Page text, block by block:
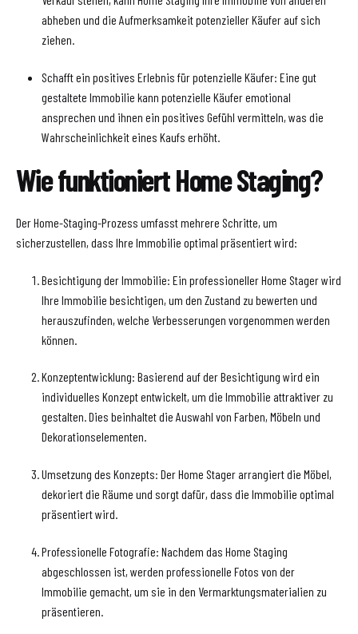
abheben und die Aufmerksamkeit potenzieller Käufer auf sich
ziehen.
Schafft ein positives Erlebnis für potenzielle Käufer: Eine gut
gestaltete Immobilie kann potenzielle Käufer emotional
ansprechen und ihnen ein positives Gefühl vermitteln, was die
Wahrscheinlichkeit eines Kaufs erhöht.
Wie funktioniert Home Staging?
Der Home-Staging-Prozess umfasst mehrere Schritte, um
sicherzustellen, dass Ihre Immobilie optimal präsentiert wird:
Besichtigung der Immobilie: Ein professioneller Home Stager wird
Ihre Immobilie besichtigen, um den Zustand zu bewerten und
herauszufinden, welche Verbesserungen vorgenommen werden
können.
Konzeptentwicklung: Basierend auf der Besichtigung wird ein
individuelles Konzept entwickelt, um die Immobilie attraktiver zu
gestalten. Dies beinhaltet die Auswahl von Farben, Möbeln und
Dekorationselementen.
Umsetzung des Konzepts: Der Home Stager arrangiert die Möbel,
dekoriert die Räume und sorgt dafür, dass die Immobilie optimal
präsentiert wird.
Professionelle Fotografie: Nachdem das Home Staging
abgeschlossen ist, werden professionelle Fotos von der
Immobilie gemacht, um sie in den Vermarktungsmaterialien zu
präsentieren.